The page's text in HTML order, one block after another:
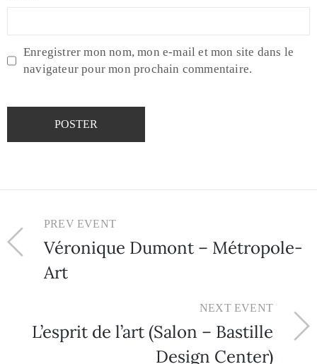
Enregistrer mon nom, mon e-mail et mon site dans le
navigateur pour mon prochain commentaire.
PREV EVENT
Véronique Dumont – Métropole-
Art
NEXT EVENT
L’esprit de l’art (Salon – Bastille
Design Center)